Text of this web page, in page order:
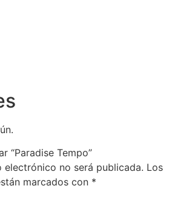
“Paradise Tempo”
no será publicada. Los
marcados con *